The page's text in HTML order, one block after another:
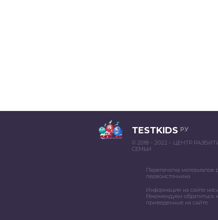
TESTKIDS РУ
© 2018 – 2022 – ЦЕНТР
СЕМЬИ
Перепечатка материалов
первоисточника
Информация на сайте
Рекомендуем обратиться
приведенные на сайте.